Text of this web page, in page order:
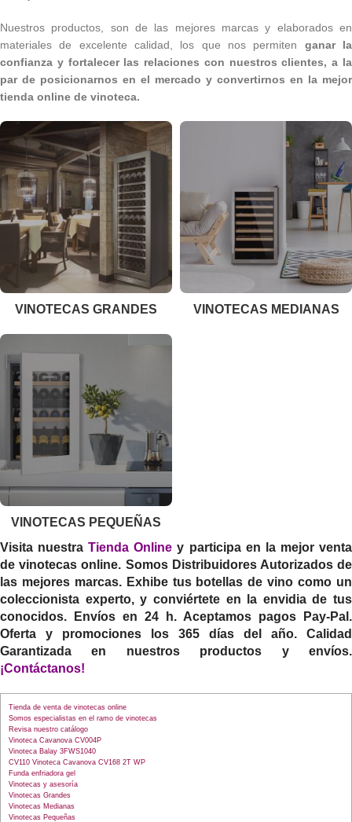
Nuestros productos, son de las mejores marcas y elaborados en
materiales de excelente calidad, los que nos permiten ganar la
confianza y fortalecer las relaciones con nuestros clientes, a la
par de posicionarnos en el mercado y convertirnos en la mejor
tienda online de vinoteca.
VINOTECAS GRANDES VINOTECAS MEDIANAS
VINOTECAS PEQUEÑAS
Visita nuestraTienda Online y participa en la mejor venta
de vinotecas online. Somos Distribuidores Autorizados de
las mejores marcas. Exhibe tus botellas de vino como un
coleccionista experto, y conviértete en la envidia de tus
conocidos. Envíos en 24 h. Aceptamos pagos Pay-Pal.
Oferta y promociones los 365 días del año. Calidad
Garantizada en nuestros productos y envíos.
¡Contáctanos!
Tienda de venta de vinotecas online
Somos especialistas en el ramo de vinotecas
Revisa nuestro catálogo
Vinoteca Cavanova CV004P
Vinoteca Balay 3FWS1040
CV110 Vinoteca Cavanova CV168 2T WP
Funda enfriadora gel
Vinotecas y asesoría
Vinotecas Grandes
Vinotecas Medianas
Vinotecas Pequeñas